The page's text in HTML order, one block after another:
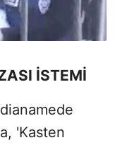
İSTEMİ
'Kasten